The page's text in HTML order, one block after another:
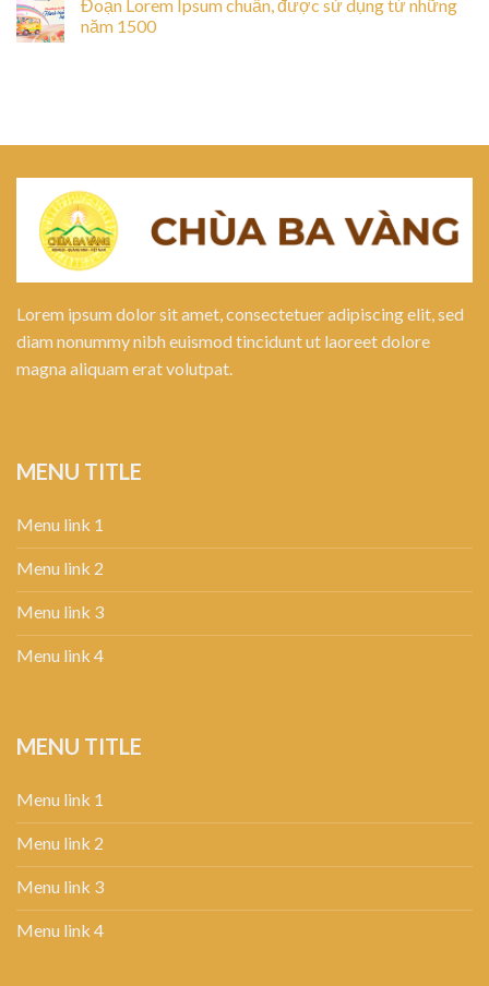
Đoạn Lorem Ipsum chuẩn, được sử dụng từ những
năm 1500
Lorem ipsum dolor sit amet, consectetuer adipiscing elit, sed
diam nonummy nibh euismod tincidunt ut laoreet dolore
magna aliquam erat volutpat.
MENU TITLE
Menu link 1
Menu link 2
Menu link 3
Menu link 4
MENU TITLE
Menu link 1
Menu link 2
Menu link 3
Menu link 4